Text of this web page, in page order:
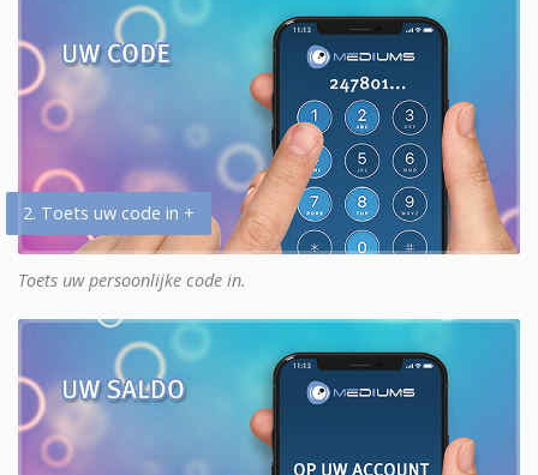
2. Toets uw code in +
Toets uw persoonlijke code in.